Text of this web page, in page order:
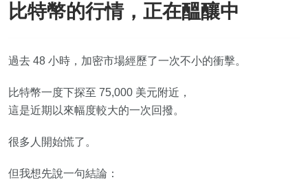
比特幣的行情，正在醞釀中
過去 48 小時，加密市場經歷了一次不小的衝擊。
比特幣一度下探至 75,000 美元附近，
這是近期以來幅度較大的一次回撥。
很多人開始慌了。
但我想先說一句結論：